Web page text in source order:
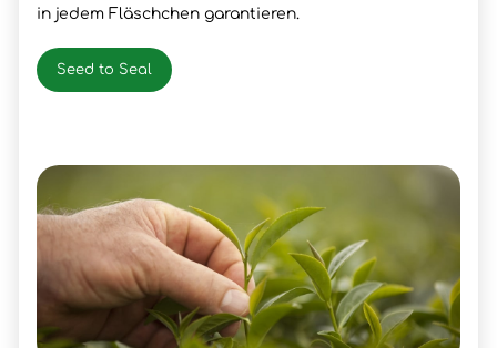
in jedem Fläschchen garantieren.
Seed to Seal